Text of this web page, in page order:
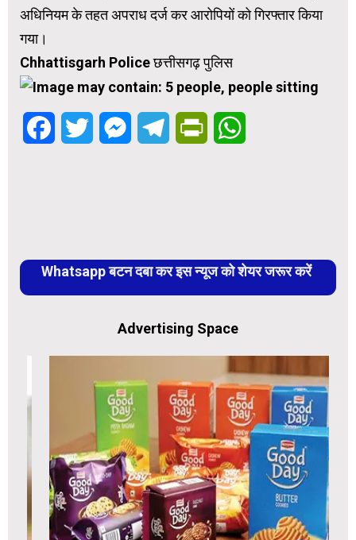
अधिनियम के तहत अपराध दर्ज कर आरोपियों को गिरफ्तार किया
गया।
Chhattisgarh Police छत्तीसगढ़ पुलिस
FacebookTwitter MessengerTelegramPrintFriendly
Whatsapp बटन दबा कर इस न्यूज को शेयर जरूर करें
Advertising Space